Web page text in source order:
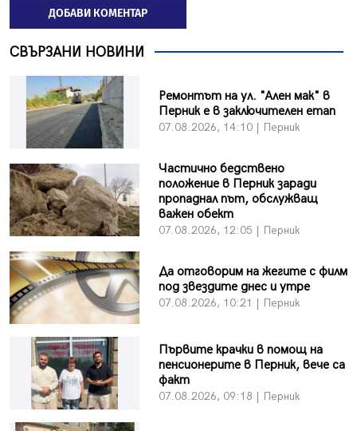
ДОБАВИ КОМЕНТАР
СВЪРЗАНИ НОВИНИ
Ремонтът на ул. "Ален мак" в
Перник е в заключителен етап
07.08.2026, 14:10 | Перник
Частично бедствено
положение в Перник заради
пропаднал път, обслужващ
важен обект
07.08.2026, 12:05 | Перник
Да отговорим на жегите с филм
под звездите днес и утре
07.08.2026, 10:21 | Перник
Първите крачки в помощ на
пенсионерите в Перник, вече са
факт
07.08.2026, 09:18 | Перник